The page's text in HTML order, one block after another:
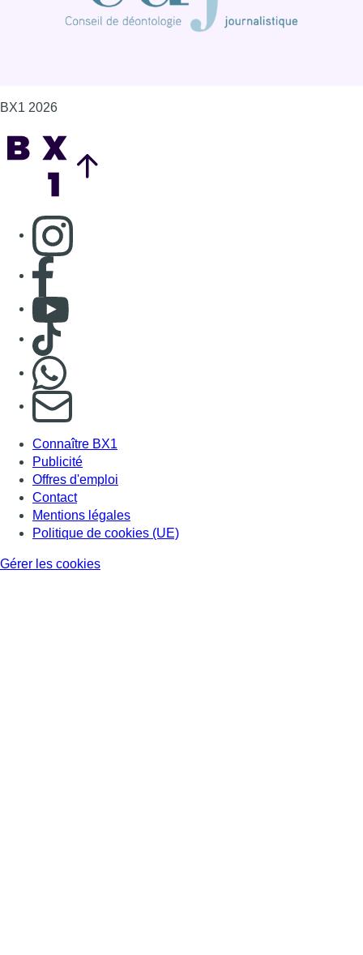
BX1 2026
Consulter page Instagram
Consulter page Facebook
Consulter Youtube
Consulter TikTok
S'abonner à notre newsletter
Connaître BX1
Publicité
Offres d'emploi
Contact
Mentions légales
Politique de cookies (UE)
Gérer les cookies